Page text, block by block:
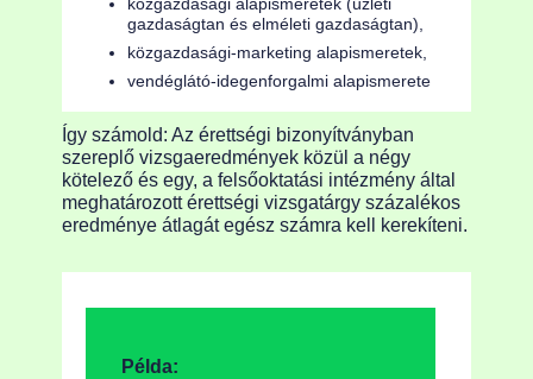
gazdaságtan és elméleti gazdaságtan),
közgazdasági-marketing alapismeretek,
vendéglátó-idegenforgalmi alapismerete
Így számold: Az érettségi bizonyítványban
szereplő vizsgaeredmények közül a négy
kötelező és egy, a felsőoktatási intézmény által
meghatározott érettségi vizsgatárgy százalékos
eredménye átlagát egész számra kell kerekíteni.
Példa: